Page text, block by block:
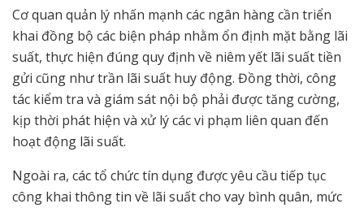
Cơ quan quản lý nhấn mạnh các ngân hàng cần triển
khai đồng bộ các biện pháp nhằm ổn định mặt bằng lãi
suất, thực hiện đúng quy định về niêm yết lãi suất tiền
gửi cũng như trần lãi suất huy động. Đồng thời, công
tác kiểm tra và giám sát nội bộ phải được tăng cường,
kịp thời phát hiện và xử lý các vi phạm liên quan đến
hoạt động lãi suất.
Ngoài ra, các tổ chức tín dụng được yêu cầu tiếp tục
công khai thông tin về lãi suất cho vay bình quân, mức